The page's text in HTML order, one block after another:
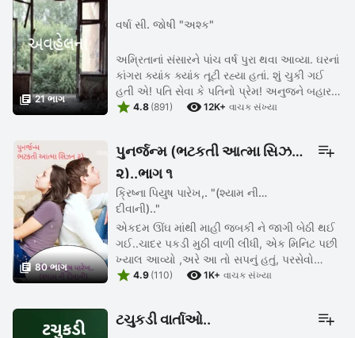
 21 ભાગ
વર્ષા સી. જોષી "અશ્ક"
અમ્રિતાનાં સંસારને પાંચ વર્ષ પુરા થવા આવ્યા. ઘરનાં
કાંગરા ક્યાંક ક્યાંક તૂટી રહ્યા હતાં. શું ચુકી ગઈ
હતી એ! પતિ સેવા કે પતિનો પ્રેમ! અનુજને બહાર
નજર કેમ કરવી પડી! એને જોઈતું હતું એ એને
 4.8 (891)  12K+ વાચક સંખ્યા
 80 ભાગ
પુનર્જન્મ (ભટકતી આત્મા સિઝન
૨)..ભાગ ૧
ક્રિષ્ના પિયુષ પારેખ,. "(શ્યામ ની
દીવાની).."
એકદમ ઊંઘ માંથી માહી જબકી ને જાગી બેઠી થઈ
ગઈ..ચાદર પકડી મુઠી વાળી લીધી, એક મિનિટ પછી
ખ્યાલ આવ્યો ,અરે આ તો સપનું હતું, પરસેવો
લૂછતા.. પણ આ શું ? આ જગ્યા કઈ છે ? મને કંઇ
 4.9 (110)  1K+ વાચક સંખ્યા
ટચુકડી વાર્તાઓ..